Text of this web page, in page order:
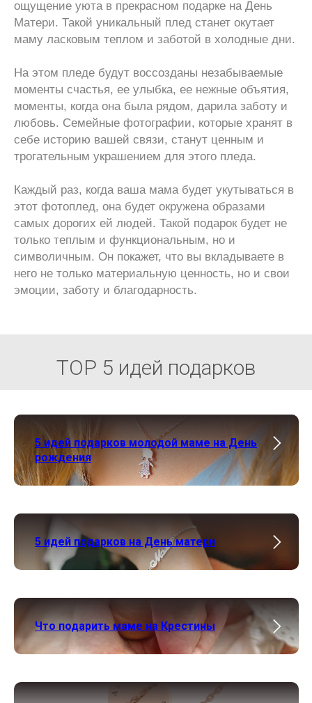
ощущение уюта в прекрасном подарке на День
Матери. Такой уникальный плед станет окутает
маму ласковым теплом и заботой в холодные дни.
На этом пледе будут воссозданы незабываемые
моменты счастья, ее улыбка, ее нежные объятия,
моменты, когда она была рядом, дарила заботу и
любовь. Семейные фотографии, которые хранят в
себе историю вашей связи, станут ценным и
трогательным украшением для этого пледа.
Каждый раз, когда ваша мама будет укутываться в
этот фотоплед, она будет окружена образами
самых дорогих ей людей. Такой подарок будет не
только теплым и функциональным, но и
символичным. Он покажет, что вы вкладываете в
него не только материальную ценность, но и свои
эмоции, заботу и благодарность.
ТОР 5 идей подарков
5 идей подарков молодой маме на День
рождения
5 идей подарков на День матери
Что подарить маме на Крестины